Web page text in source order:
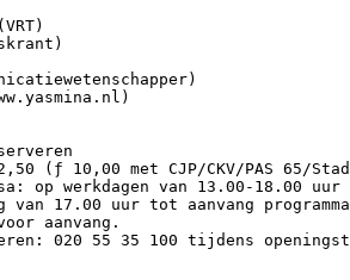
(ƒ 10,00 met CJP/CKV/PAS 65/
op werkdagen van 13.00-18.00
van 17.00 uur tot aanvang
aanvang.
020 55 35 100 tijdens